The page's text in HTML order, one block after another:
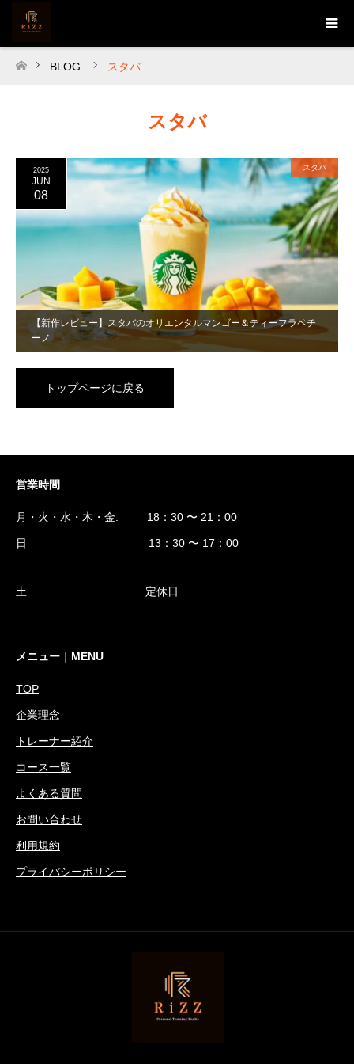
ホーム
BLOG スタバ
スタバ
【新作レビュー】スタバのオリエンタルマンゴー＆ティーフラペチ
ーノ
2025
JUN
08
スタバ
トップページに戻る
営業時間
月・火・水・木・金. 18：30 〜 21：00
日 13：30 〜 17：00
土 定休日
メニュー｜MENU
TOP
企業理念
トレーナー紹介
コース一覧
よくある質問
お問い合わせ
利用規約
プライバシーポリシー